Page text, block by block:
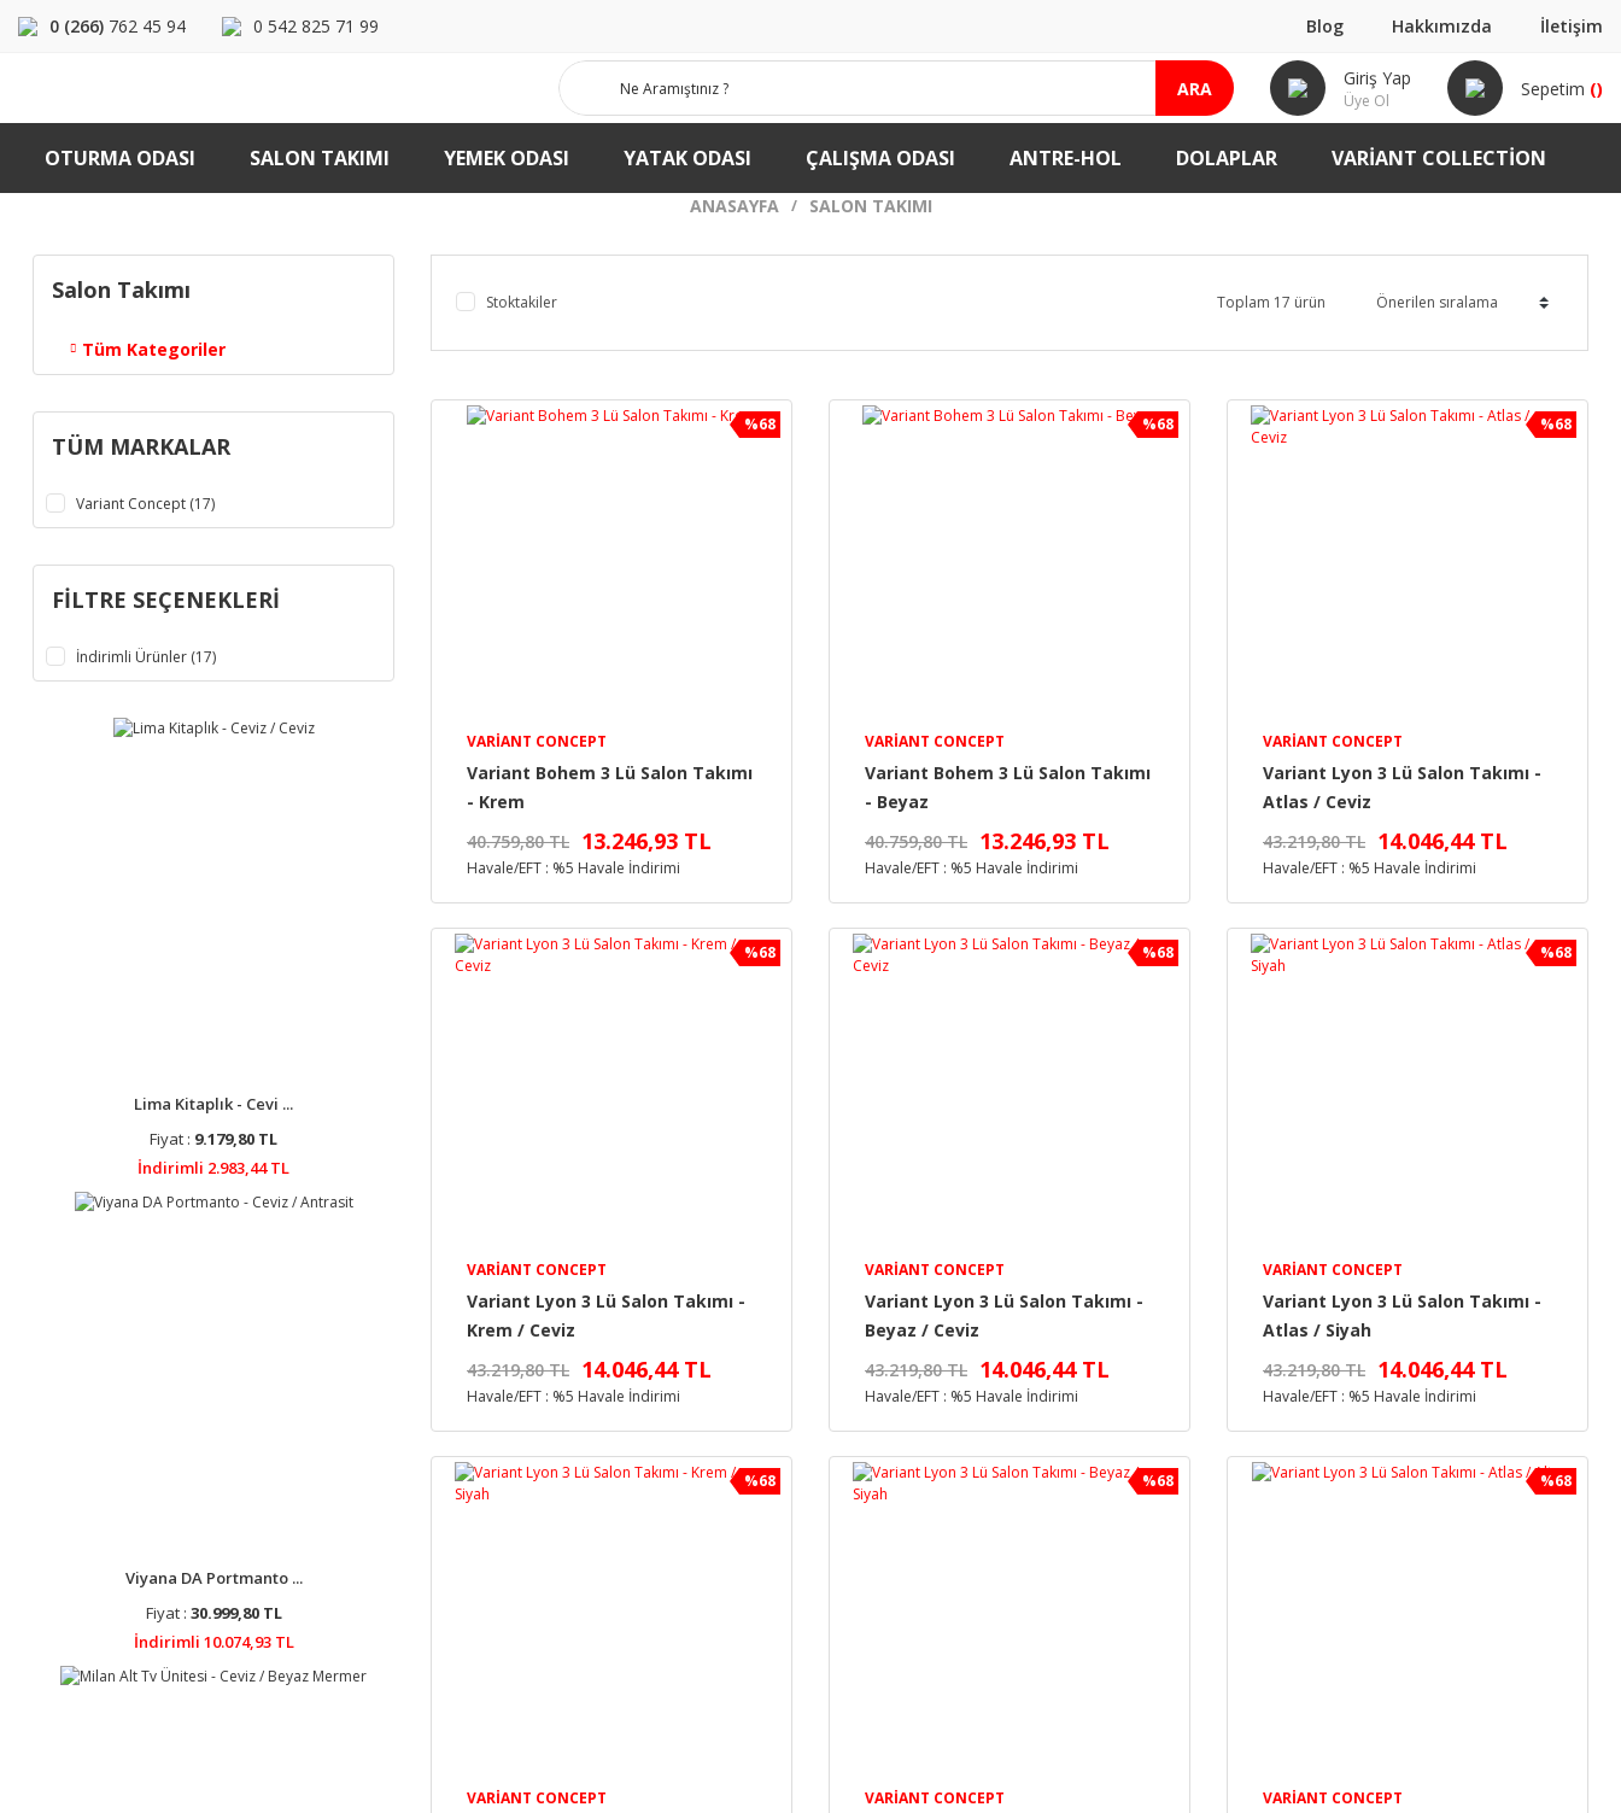
0 (266) 762 45 94 0 542 825 71 99 Blog Hakkımızda İletişim
ARA Giriş Yap
Üye Ol
Sepetim ()
OTURMA ODASI SALON TAKIMI YEMEK ODASI YATAK ODASI ÇALIŞMA ODASI ANTRE-HOL DOLAPLAR VARIANT COLLECTION
ANASAYFA SALON TAKIMI
Salon Takımı
Tüm Kategoriler
TÜM MARKALAR
Variant Concept (17)
FILTRE SEÇENEKLERI
İndirimli Ürünler (17)
Lima Kitaplık - Cevi ...
Fiyat : 9.179,80 TL
İndirimli 2.983,44 TL
Viyana DA Portmanto ...
Fiyat : 30.999,80 TL
İndirimli 10.074,93 TL
Stoktakiler Toplam 17 ürün
%68
VARIANT CONCEPT
Variant Bohem 3 Lü Salon Takımı
- Krem
40.759,80 TL 13.246,93 TL
Havale/EFT : %5 Havale İndirimi
%68
VARIANT CONCEPT
Variant Bohem 3 Lü Salon Takımı
- Beyaz
40.759,80 TL 13.246,93 TL
Havale/EFT : %5 Havale İndirimi
%68
VARIANT CONCEPT
Variant Lyon 3 Lü Salon Takımı -
Atlas / Ceviz
43.219,80 TL 14.046,44 TL
Havale/EFT : %5 Havale İndirimi
%68
VARIANT CONCEPT
Variant Lyon 3 Lü Salon Takımı -
Krem / Ceviz
43.219,80 TL 14.046,44 TL
Havale/EFT : %5 Havale İndirimi
%68
VARIANT CONCEPT
Variant Lyon 3 Lü Salon Takımı -
Beyaz / Ceviz
43.219,80 TL 14.046,44 TL
Havale/EFT : %5 Havale İndirimi
%68
VARIANT CONCEPT
Variant Lyon 3 Lü Salon Takımı -
Atlas / Siyah
43.219,80 TL 14.046,44 TL
Havale/EFT : %5 Havale İndirimi
%68
VARIANT CONCEPT
%68
VARIANT CONCEPT
%68
VARIANT CONCEPT